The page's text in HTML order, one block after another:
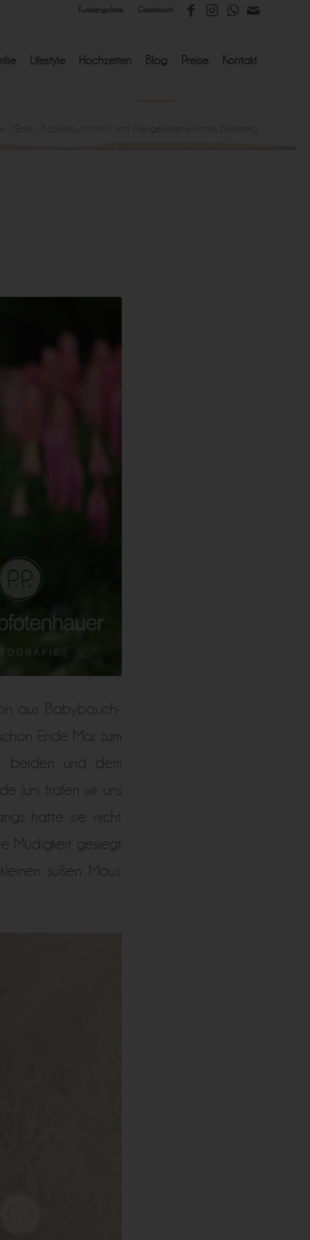
Kundengalerie Gästebuch
Lifestyle Hochzeiten Blog Preise Kontakt
aus Babybauch-
Ende Mai zum
beiden und dem
Juni trafen wir uns
hatte sie nicht
Müdigkeit gesiegt
süßen Maus.